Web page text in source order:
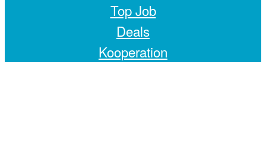
Top Job
Deals
Kooperation